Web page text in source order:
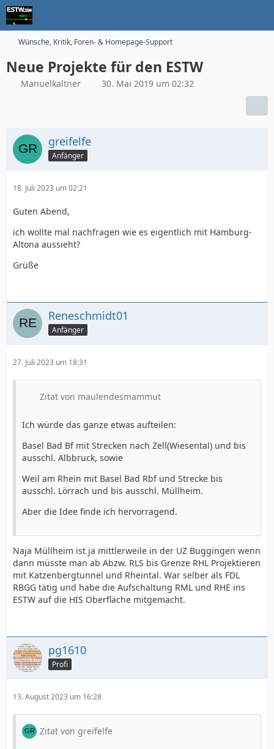
Wünsche, Kritik, Foren- & Homepage-Support
Neue Projekte für den ESTW
Manuelkaltner 30. Mai 2019 um 02:32
greifelfe
Anfänger
18. Juli 2023 um 02:21
Guten Abend,
ich wollte mal nachfragen wie es eigentlich mit Hamburg-
Altona aussieht?
Grüße
Reneschmidt01
Anfänger
27. Juli 2023 um 18:31
Zitat von maulendesmammut
Ich würde das ganze etwas aufteilen:
Basel Bad Bf mit Strecken nach Zell(Wiesental) und bis
ausschl. Albbruck, sowie
Weil am Rhein mit Basel Bad Rbf und Strecke bis
ausschl. Lörrach und bis ausschl. Müllheim.
Aber die Idee finde ich hervorragend.
Naja Müllheim ist ja mittlerweile in der UZ Buggingen wenn
dann müsste man ab Abzw. RLS bis Grenze RHL Projektieren
mit Katzenbergtunnel und Rheintal. War selber als FDL
RBGG tätig und habe die Aufschaltung RML und RHE ins
ESTW auf die HIS Oberfläche mitgemacht.
pg1610
Profi
13. August 2023 um 16:28
Zitat von greifelfe